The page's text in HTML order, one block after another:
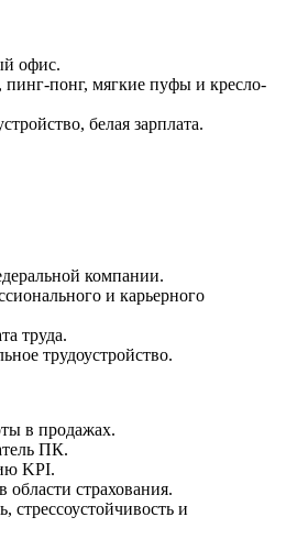
офис.
пинг-понг, мягкие пуфы и кресло-
белая зарплата.
компании.
и карьерного
труда.
трудоустройство.
в продажах.
ПК.
KPI.
страхования.
стрессоустойчивость и